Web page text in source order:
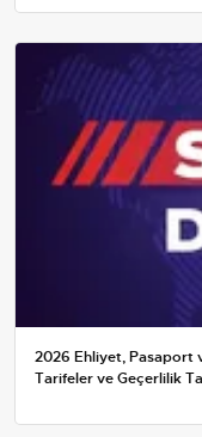
2026 Ehliyet, Pasaport
Tarifeler ve Geçerlilik